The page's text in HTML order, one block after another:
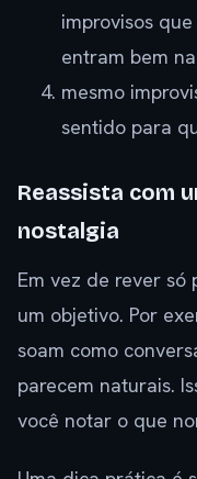
improvisos
entram bem
mesmo
sentido para
Reassista com
nostalgia
Em vez de rever só
um objetivo. Por
soam como
parecem naturais.
você notar o que